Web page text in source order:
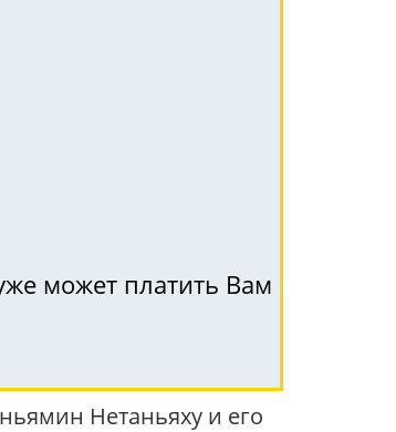
может платить Вам
Нетаньяху и его